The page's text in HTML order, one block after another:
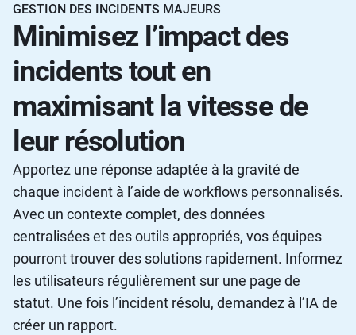
GESTION DES INCIDENTS MAJEURS
Minimisez l’impact des
incidents tout en
maximisant la vitesse de
leur résolution
Apportez une réponse adaptée à la gravité de
chaque incident à l’aide de workflows personnalisés.
Avec un contexte complet, des données
centralisées et des outils appropriés, vos équipes
pourront trouver des solutions rapidement. Informez
les utilisateurs régulièrement sur une page de
statut. Une fois l’incident résolu, demandez à l’IA de
créer un rapport.